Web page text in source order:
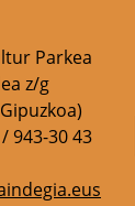
Parkea
z/g
943-30 43